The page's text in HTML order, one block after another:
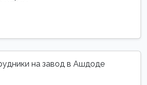
на завод в Ашдоде